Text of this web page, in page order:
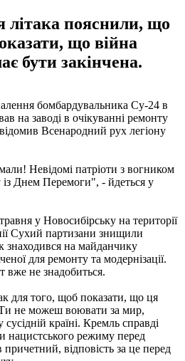
літака пояснили, що
що війна
бути закінчена.
бомбардувальника Су-24 в
на заводі в очікуванні ремонту
Всенародний рух легіону
Невідомі патріоти з вогником
із Днем Перемоги", - йдеться у
у Новосибірську на території
Сухий партизани знищили
знаходився на майданчику
для ремонту та модернізації.
вже не знадобиться.
для того, щоб показати, що ця
Ти не можеш воювати за мир,
країні. Кремль справді
нацистського режиму перед
відповість за це перед